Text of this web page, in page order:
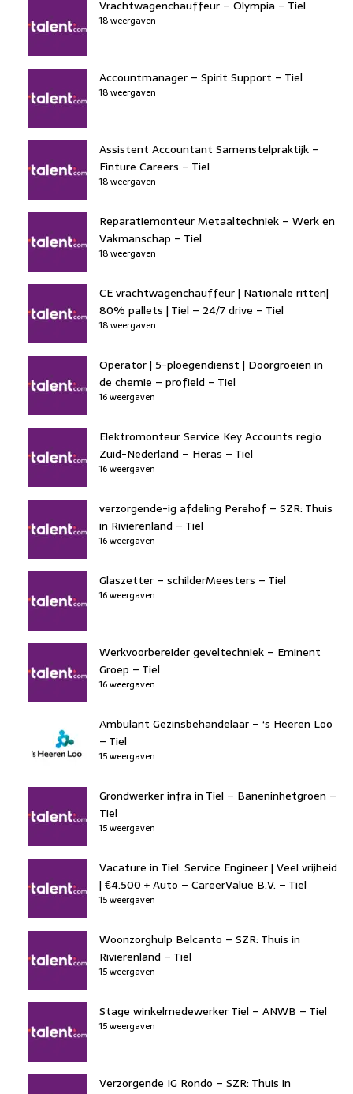
Vrachtwagenchauffeur – Olympia – Tiel
18 weergaven
Accountmanager – Spirit Support – Tiel
18 weergaven
Assistent Accountant Samenstelpraktijk –
Finture Careers – Tiel
18 weergaven
Reparatiemonteur Metaaltechniek – Werk en
Vakmanschap – Tiel
18 weergaven
CE vrachtwagenchauffeur | Nationale ritten|
80% pallets | Tiel – 24/7 drive – Tiel
18 weergaven
Operator | 5-ploegendienst | Doorgroeien in
de chemie – profield – Tiel
16 weergaven
Elektromonteur Service Key Accounts regio
Zuid-Nederland – Heras – Tiel
16 weergaven
verzorgende-ig afdeling Perehof – SZR: Thuis
in Rivierenland – Tiel
16 weergaven
Glaszetter – schilderMeesters – Tiel
16 weergaven
Werkvoorbereider geveltechniek – Eminent
Groep – Tiel
16 weergaven
Ambulant Gezinsbehandelaar – ‘s Heeren Loo
– Tiel
15 weergaven
Grondwerker infra in Tiel – Baneninhetgroen –
Tiel
15 weergaven
Vacature in Tiel: Service Engineer | Veel vrijheid
| €4.500 + Auto – CareerValue B.V. – Tiel
15 weergaven
Woonzorghulp Belcanto – SZR: Thuis in
Rivierenland – Tiel
15 weergaven
Stage winkelmedewerker Tiel – ANWB – Tiel
15 weergaven
Verzorgende IG Rondo – SZR: Thuis in